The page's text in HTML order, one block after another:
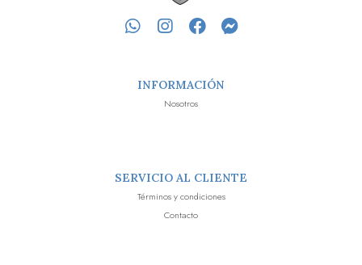
INFORMACIÓN
Nosotros
SERVICIO AL CLIENTE
Términos y condiciones
Contacto